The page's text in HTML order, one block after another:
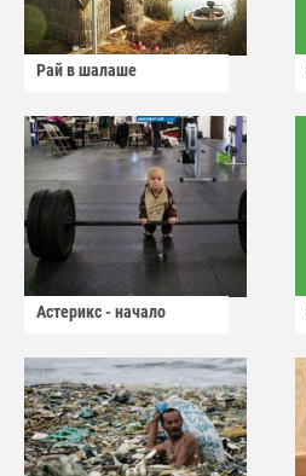
Рай в шалаше
Астерикс - начало